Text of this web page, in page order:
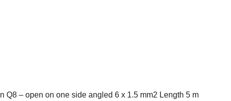
Q8 – open on one side angled 6 x 1.5 mm2 Length 5 m